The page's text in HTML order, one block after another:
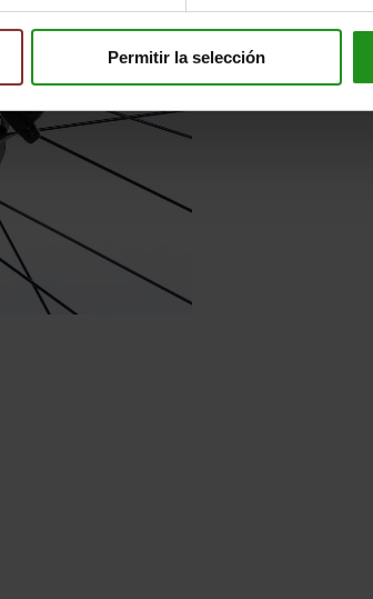
Permitir la selección